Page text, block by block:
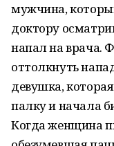
мужчина,
доктору
напал на врача.
оттолкнуть
девушка,
палку и начала
Когда женщина